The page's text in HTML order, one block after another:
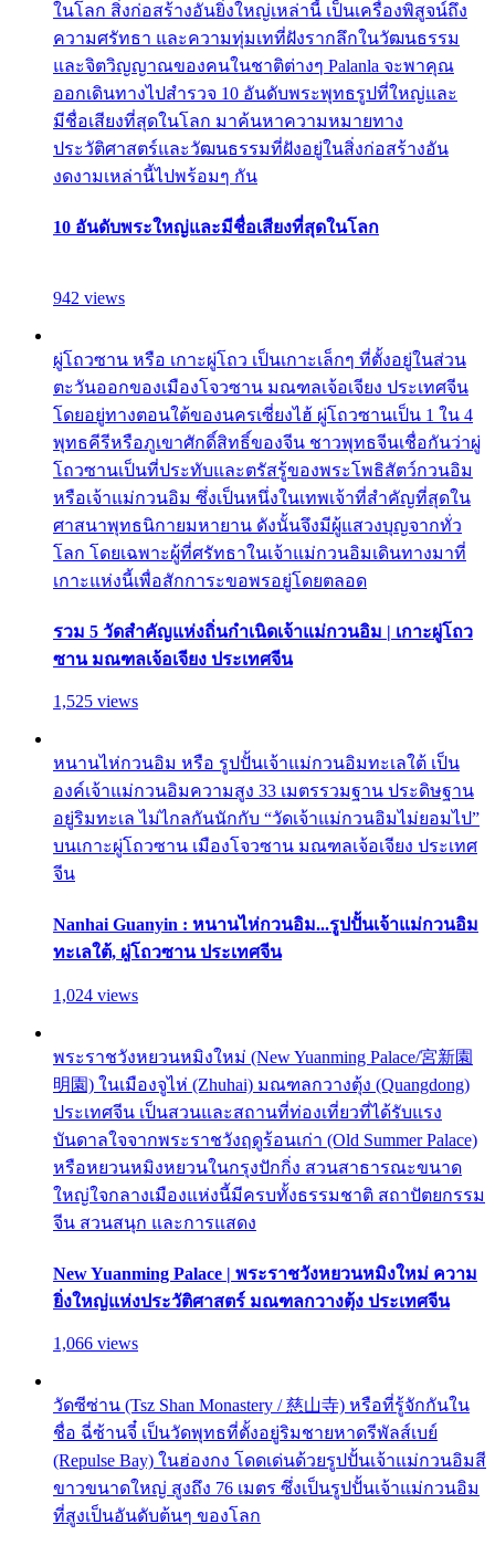
ในโลก สิ่งก่อสร้างอันยิ่งใหญ่เหล่านี้ เป็นเครื่องพิสูจน์ถึง
ความศรัทธา และความทุ่มเทที่ฝังรากลึกในวัฒนธรรม
และจิตวิญญาณของคนในชาติต่างๆ Palanla จะพาคุณ
ออกเดินทางไปสำรวจ 10 อันดับพระพุทธรูปที่ใหญ่และ
มีชื่อเสียงที่สุดในโลก มาค้นหาความหมายทาง
ประวัติศาสตร์และวัฒนธรรมที่ฝังอยู่ในสิ่งก่อสร้างอัน
งดงามเหล่านี้ไปพร้อมๆ กัน
10 อันดับพระใหญ่และมีชื่อเสียงที่สุดในโลก
942 views
ผู่โถวซาน หรือ เกาะผู่โถว เป็นเกาะเล็กๆ ที่ตั้งอยู่ในส่วน
ตะวันออกของเมืองโจวซาน มณฑลเจ้อเจียง ประเทศจีน
โดยอยู่ทางตอนใต้ของนครเซี่ยงไฮ้ ผู่โถวซานเป็น 1 ใน 4
พุทธคีรีหรือภูเขาศักดิ์สิทธิ์ของจีน ชาวพุทธจีนเชื่อกันว่าผู่
โถวซานเป็นที่ประทับและตรัสรู้ของพระโพธิสัตว์กวนอิม
หรือเจ้าแม่กวนอิม ซึ่งเป็นหนึ่งในเทพเจ้าที่สำคัญที่สุดใน
ศาสนาพุทธนิกายมหายาน ดังนั้นจึงมีผู้แสวงบุญจากทั่ว
โลก โดยเฉพาะผู้ที่ศรัทธาในเจ้าแม่กวนอิมเดินทางมาที่
เกาะแห่งนี้เพื่อสักการะขอพรอยู่โดยตลอด
รวม 5 วัดสำคัญแห่งถิ่นกำเนิดเจ้าแม่กวนอิม | เกาะผู่โถว
ซาน มณฑลเจ้อเจียง ประเทศจีน
1,525 views
หนานไห่กวนอิม หรือ รูปปั้นเจ้าแม่กวนอิมทะเลใต้ เป็น
องค์เจ้าแม่กวนอิมความสูง 33 เมตรรวมฐาน ประดิษฐาน
อยู่ริมทะเล ไม่ไกลกันนักกับ “วัดเจ้าแม่กวนอิมไม่ยอมไป”
บนเกาะผู่โถวซาน เมืองโจวซาน มณฑลเจ้อเจียง ประเทศ
จีน
Nanhai Guanyin : หนานไห่กวนอิม...รูปปั้นเจ้าแม่กวนอิม
ทะเลใต้, ผู่โถวซาน ประเทศจีน
1,024 views
พระราชวังหยวนหมิงใหม่ (New Yuanming Palace/宮新園
明園) ในเมืองจูไห่ (Zhuhai) มณฑลกวางตุ้ง (Quangdong)
ประเทศจีน เป็นสวนและสถานที่ท่องเที่ยวที่ได้รับแรง
บันดาลใจจากพระราชวังฤดูร้อนเก่า (Old Summer Palace)
หรือหยวนหมิงหยวนในกรุงปักกิ่ง สวนสาธารณะขนาด
ใหญ่ใจกลางเมืองแห่งนี้มีครบทั้งธรรมชาติ สถาปัตยกรรม
จีน สวนสนุก และการแสดง
New Yuanming Palace | พระราชวังหยวนหมิงใหม่ ความ
ยิ่งใหญ่แห่งประวัติศาสตร์ มณฑลกวางตุ้ง ประเทศจีน
1,066 views
วัดซีซ่าน (Tsz Shan Monastery / 慈山寺) หรือที่รู้จักกันใน
ชื่อ ฉี่ซ้านจี๋ เป็นวัดพุทธที่ตั้งอยู่ริมชายหาดรีพัลส์เบย์
(Repulse Bay) ในฮ่องกง โดดเด่นด้วยรูปปั้นเจ้าแม่กวนอิมสี
ขาวขนาดใหญ่ สูงถึง 76 เมตร ซึ่งเป็นรูปปั้นเจ้าแม่กวนอิม
ที่สูงเป็นอันดับต้นๆ ของโลก